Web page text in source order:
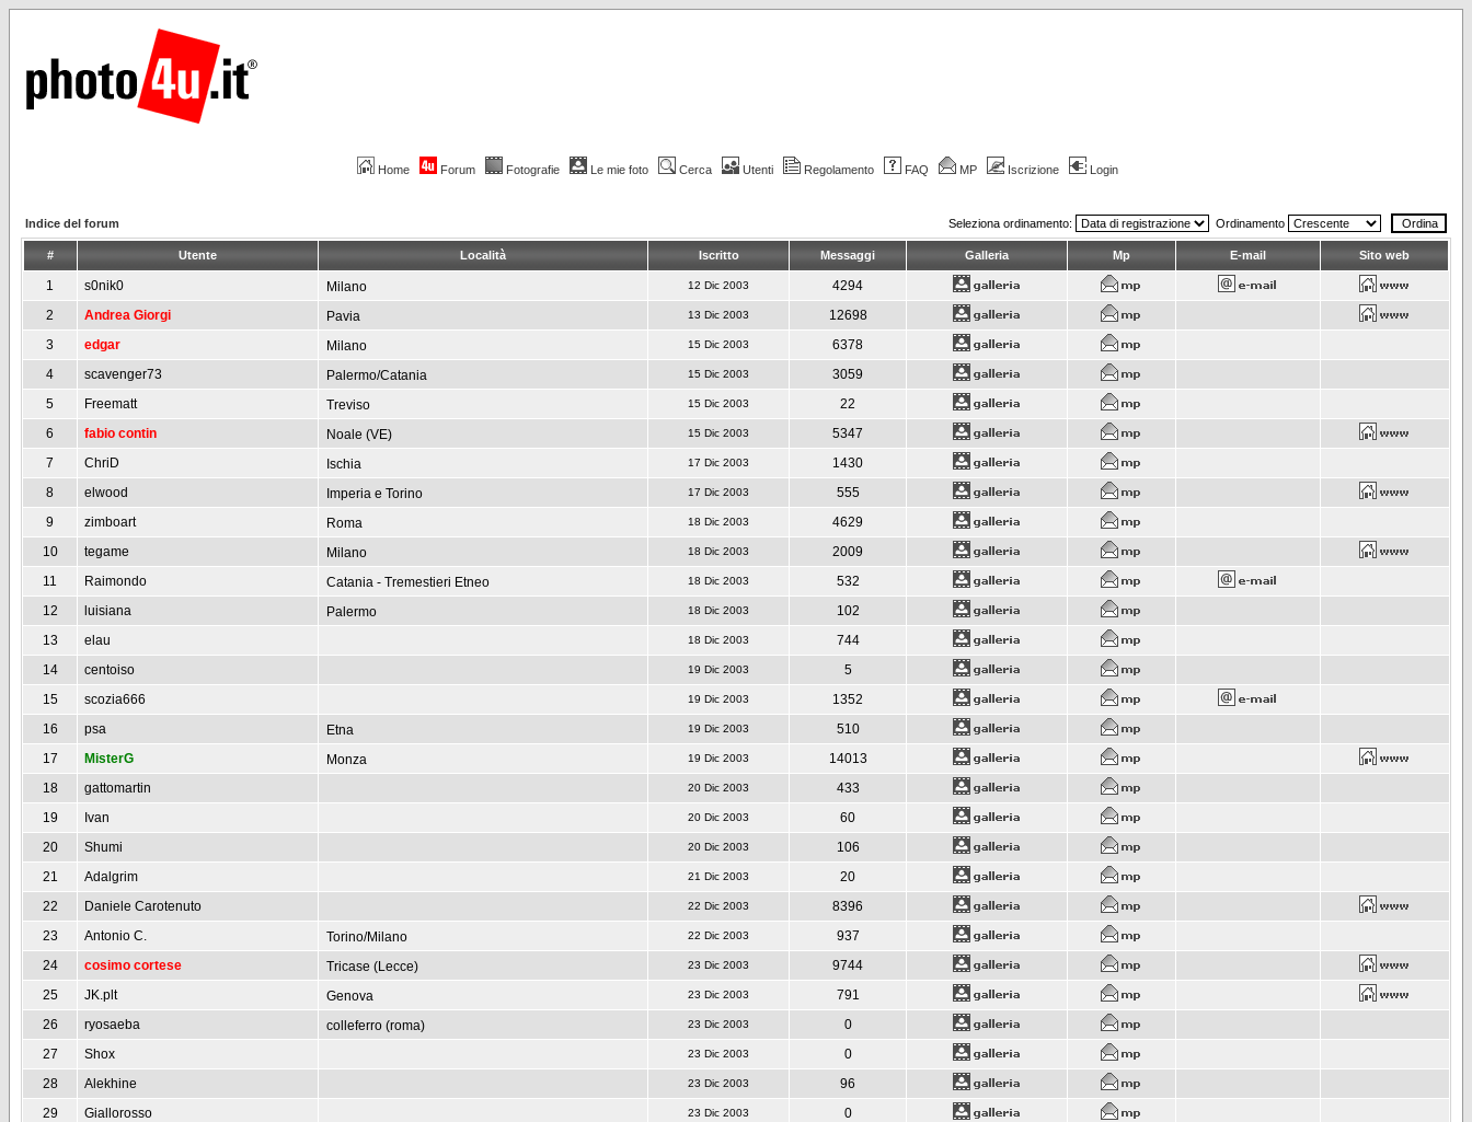
Home Forum Fotografie Le mie foto Cerca Utenti Regolamento FAQ MP Iscrizione Login
Indice del forum Seleziona ordinamento: Ordinamento
# Utente Località Iscritto Messaggi Galleria Mp E-mail Sito web
1 s0nik0 Milano 12 Dic 2003
4294
2
Andrea Giorgi Pavia 13 Dic 2003
12698
3
edgar Milano 15 Dic 2003
6378
4
scavenger73 Palermo/Catania 15 Dic 2003
3059
5
Freematt Treviso 15 Dic 2003
22
6
fabio contin Noale (VE) 15 Dic 2003
5347
7
ChriD Ischia 17 Dic 2003
1430
8
elwood Imperia e Torino 17 Dic 2003
555
9
zimboart Roma 18 Dic 2003
4629
10
tegame Milano 18 Dic 2003
2009
11
Raimondo Catania - Tremestieri Etneo 18 Dic 2003
532
12
luisiana Palermo 18 Dic 2003
102
13
elau 18 Dic 2003
744
14
centoiso 19 Dic 2003
5
15
scozia666 19 Dic 2003
1352
16
psa Etna 19 Dic 2003
510
17
MisterG Monza 19 Dic 2003
14013
18
gattomartin 20 Dic 2003
433
19
Ivan 20 Dic 2003
60
20
Shumi 20 Dic 2003
106
21
Adalgrim 21 Dic 2003
20
22
Daniele Carotenuto 22 Dic 2003
8396
23
Antonio C. Torino/Milano 22 Dic 2003
937
24
cosimo cortese Tricase (Lecce) 23 Dic 2003
9744
25
JK.plt Genova 23 Dic 2003
791
26
ryosaeba colleferro (roma) 23 Dic 2003
0
27
Shox 23 Dic 2003
0
28
Alekhine 23 Dic 2003
96
29
Giallorosso 23 Dic 2003
0